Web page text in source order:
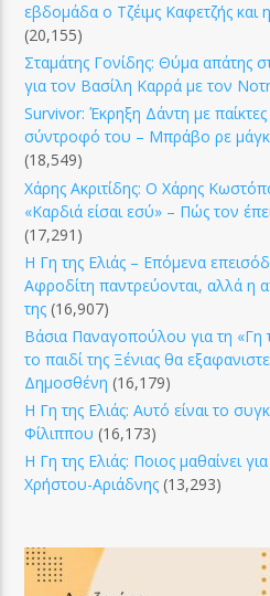
εβδομάδα ο Τζέιμς Καφετζής
(20,155)
Σταμάτης Γονίδης: Θύμα απάτης
για τον Βασίλη Καρρά με τον
Survivor: Έκρηξη Δάντη με
σύντροφό του – Μπράβο ρε
(18,549)
Χάρης Ακριτίδης: Ο Χάρης
«Καρδιά είσαι εσύ» – Πώς τον
(17,291)
Η Γη της Ελιάς – Επόμενα
Αφροδίτη παντρεύονται, αλλά η
της (16,907)
Βάσια Παναγοπούλου για τη «Γη
το παιδί της Ξένιας θα
Δημοσθένη (16,179)
Η Γη της Ελιάς: Αυτό είναι το
Φίλιππου (16,173)
Η Γη της Ελιάς: Ποιος μαθαίνει
Χρήστου-Αριάδνης (13,293)